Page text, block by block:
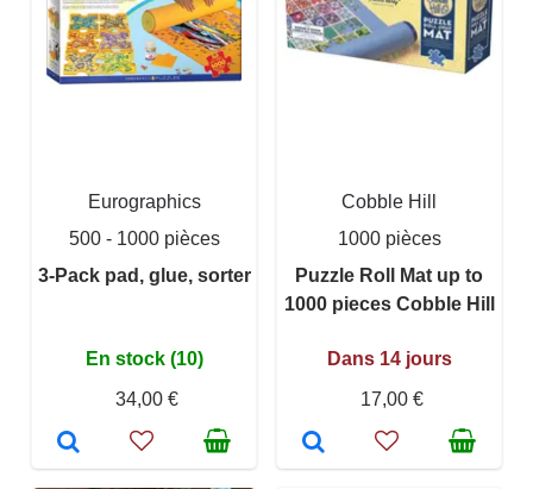
Eurographics
500 - 1000 pièces
3-Pack pad, glue, sorter
En stock (10)
34,00 €
Cobble Hill
1000 pièces
Puzzle Roll Mat up to
1000 pieces Cobble Hill
Dans 14 jours
17,00 €